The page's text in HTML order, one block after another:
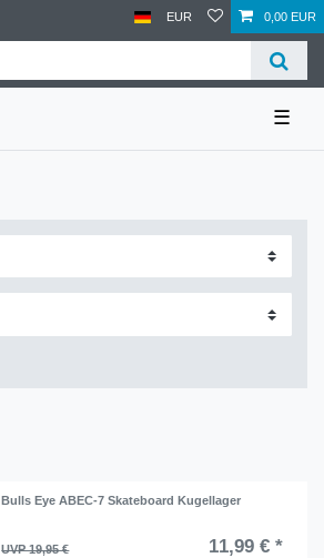
EUR 0,00 EUR
☰
Bulls Eye ABEC-7 Skateboard Kugellager
UVP 19,95 € 11,99 € *